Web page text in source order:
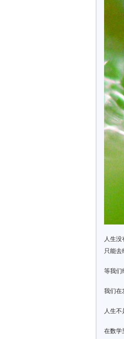
人生
只能去
等我们
我们在
人生不
在数学